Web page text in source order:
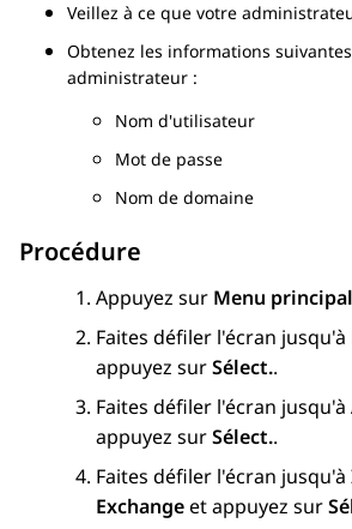
Veillez à ce que votre
Obtenez les informations
administrateur :
Nom d'utilisateur
Mot de passe
Nom de domaine
Procédure
Appuyez sur Menu principal
Faites défiler l'écran jusqu'à
appuyez surSélect..
Faites défiler l'écran jusqu'à
appuyez surSélect..
Faites défiler l'écran jusqu'à
Exchangeet appuyez sur